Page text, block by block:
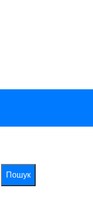
Пошук